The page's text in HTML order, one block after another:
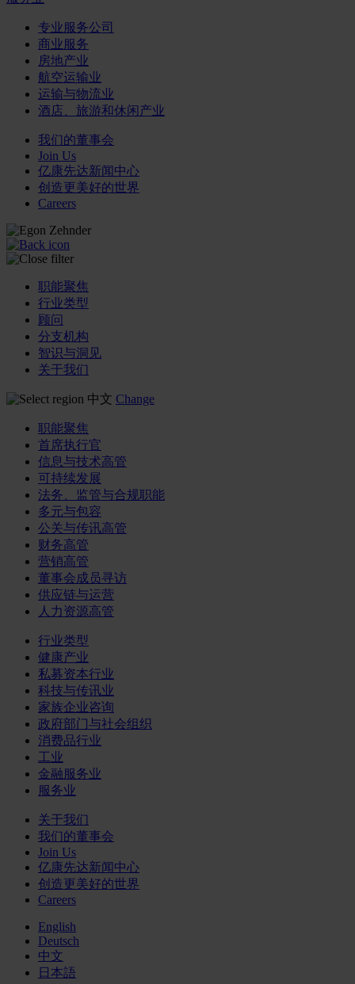
专业服务公司
商业服务
房地产业
航空运输业
运输与物流业
酒店、旅游和休闲产业
我们的董事会
Join Us
亿康先达新闻中心
创造更美好的世界
Careers
职能聚焦
行业类型
顾问
分支机构
智识与洞见
关于我们
中文 Change
职能聚焦
首席执行官
信息与技术高管
可持续发展
法务、监管与合规职能
多元与包容
公关与传讯高管
财务高管
营销高管
董事会成员寻访
供应链与运营
人力资源高管
行业类型
健康产业
私募资本行业
科技与传讯业
家族企业咨询
政府部门与社会组织
消费品行业
工业
金融服务业
服务业
关于我们
我们的董事会
Join Us
亿康先达新闻中心
创造更美好的世界
Careers
English
Deutsch
中文
日本語